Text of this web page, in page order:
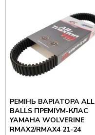
РЕМІНЬ ВАРІАТОРА ALL
BALLS ПРЕМІУМ-КЛАС
YAMAHA WOLVERINE
RMAX2/RMAX4 21-24